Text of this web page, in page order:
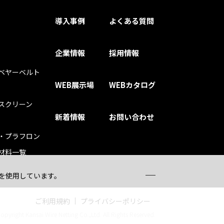
用しています。
ヤーベルト
クリーン
プラフロン
料一覧
導入事例
企業情報
WEB展示場
新着情報
よくある質問
採用情報
WEBカタログ
お問い合わせ
ご利用規約 プライバシーポリシー